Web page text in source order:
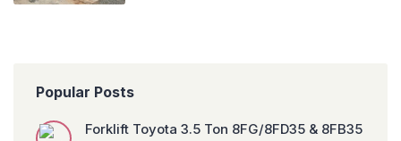
Popular Posts
Forklift Toyota 3.5 Ton 8FG/8FD35 & 8FB35